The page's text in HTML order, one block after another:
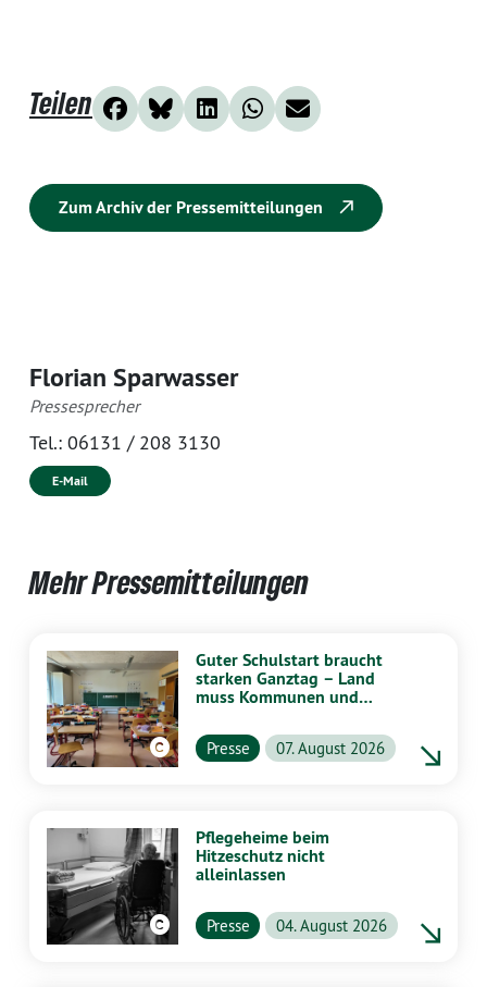
Teilen
Zum Archiv der Pressemitteilungen
Florian Sparwasser
Pressesprecher
Tel.: 06131 / 208 3130
E-Mail
Mehr Pressemitteilungen
Guter Schulstart braucht
starken Ganztag – Land
muss Kommunen und
unterstützen
Presse 07. August 2026
Pflegeheime beim
Hitzeschutz nicht
alleinlassen
Presse 04. August 2026